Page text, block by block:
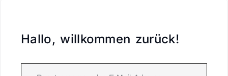
Hallo, willkommen zurück!